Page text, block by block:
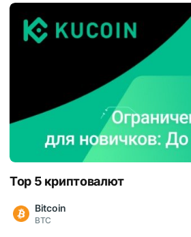
Top 5 криптовалют
Bitcoin
BTC